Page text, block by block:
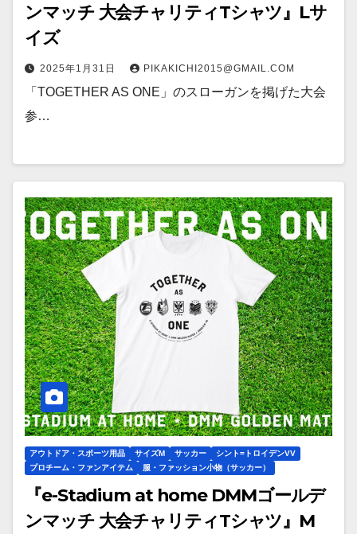
ンマッチ 大会チャリティTシャツ』Lサ
イズ
2025年1月31日 PIKAKICHI2015@GMAIL.COM
「TOGETHER AS ONE」のスローガンを掲げた大会
参…
アウトドア・スポーツ用品 サイズM サッカー
シント=トロイデンVV
プロチーム・ファンアイテム
服・ファッション小物（サッカー）
『e-Stadium at home DMMゴールデ
ンマッチ 大会チャリティTシャツ』M